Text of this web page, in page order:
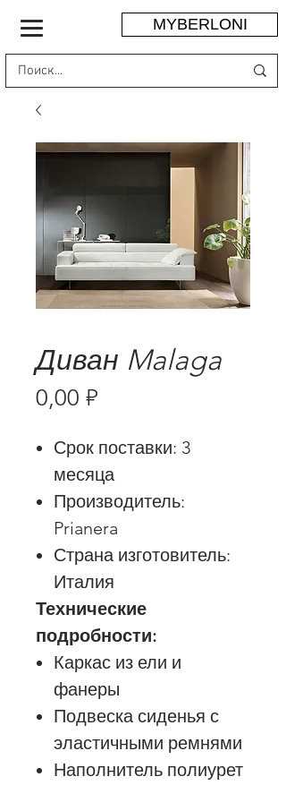
MYBERLONI
Диван Malaga
0,00 ₽
Срок поставки: 3
месяца
Производитель:
Prianera
Страна изготовитель:
Италия
Технические
подробности:
Каркас из ели и
фанеры
Подвеска сиденья с
эластичными ремнями
Наполнитель полиурет